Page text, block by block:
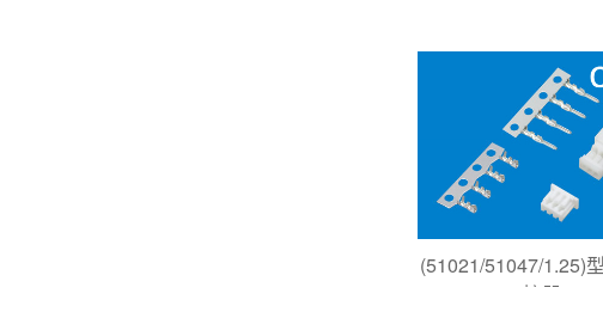
(51021/51047/1.25)
接器